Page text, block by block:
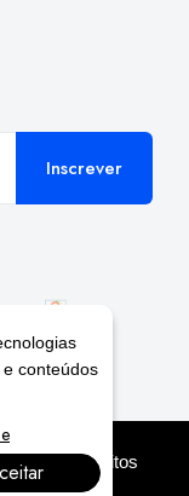
Inscrever
os Direitos
conteúdos